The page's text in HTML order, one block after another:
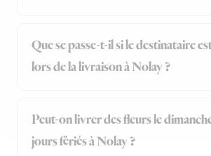
Que se passe-t-il si le destinataire
lors de la livraison à Nolay ?
Peut-on livrer des fleurs le
jours fériés à Nolay ?